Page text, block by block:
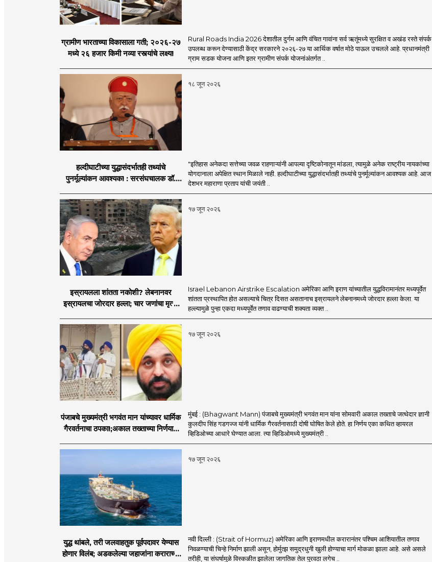
ग्रामीण भारताच्या विकासाला गती; २०२६-२७
मध्ये २६ हजार किमी नव्या रस्त्यांचे लक्ष्य!
Rural Roads India 2026 देशातील दुर्गम आणि वंचित गावांना सर्व ऋतूंमध्ये सुरक्षित व अखंड रस्ते संपर्क
उपलब्ध करून देण्यासाठी केंद्र सरकारने २०२६-२७ या आर्थिक वर्षात मोठे पाऊल उचलले आहे. प्रधानमंत्री
ग्राम सडक योजना आणि इतर ग्रामीण संपर्क योजनांअंतर्गत ..
१८ जून २०२६
हल्दीघाटीच्या युद्धासंदर्भातही तथ्यांचे
पुनर्मूल्यांकन आवश्यक! : सरसंघचालक डॉ.
"इतिहास अनेकदा सत्तेच्या जवळ राहणाऱ्यांनी आपल्या दृष्टिकोनातून मांडला, त्यामुळे अनेक राष्ट्रीय नायकांच्या
योगदानाला अपेक्षित स्थान मिळाले नाही. हल्दीघाटीच्या युद्धासंदर्भातही तथ्यांचे पुनर्मूल्यांकन आवश्यक आहे. आज
देशभर महाराणा प्रताप यांची जयंती ..
१७ जून २०२६
इस्रायलला शांतता नकोशी? लेबनानवर
इस्रायलचा जोरदार हल्ला; चार जणांचा मृत्यू,
Israel Lebanon Airstrike Escalation अमेरिका आणि इराण यांच्यातील युद्धविरामानंतर मध्यपूर्वेत
शांतता प्रस्थापित होत असल्याचे चित्र दिसत असतानाच इस्रायलने लेबनानमध्ये जोरदार हल्ला केला. या
हल्ल्यामुळे पुन्हा एकदा मध्यपूर्वेत तणाव वाढण्याची शक्यता व्यक्त ..
१७ जून २०२६
पंजाबचे मुख्यमंत्री भगवंत मान यांच्यावर धार्मिक
गैरवर्तनाचा ठपका!;अकाल तख्ताच्या निर्णयाने
मुंबई : (Bhagwant Mann) पंजाबचे मुख्यमंत्री भगवंत मान यांना सोमवारी अकाल तख्ताचे जत्थेदार ज्ञानी
कुलदीप सिंह गडगज्ज यांनी धार्मिक गैरवर्तनासाठी दोषी घोषित केले होते. हा निर्णय एका कथित व्हायरल
व्हिडिओच्या आधारे घेण्यात आला. त्या व्हिडिओमध्ये मुख्यमंत्री ..
१७ जून २०२६
युद्ध थांबले, तरी जलवाहतुक पूर्वपदावर येण्यास
होणार विलंब; अडकलेल्या जहाजांना कराराच्या
नवी दिल्ली : (Strait of Hormuz) अमेरिका आणि इराणमधील करारानंतर पश्चिम आशियातील तणाव
निवळण्याची चिन्हे निर्माण झाली असून, होर्मुत्झ समुद्रधुनी खुली होण्याचा मार्ग मोकळा झाला आहे. असे असले
तरीही, या संघर्षामुळे विस्कळीत झालेला जागतिक तेल पुरवठा लगेच ..